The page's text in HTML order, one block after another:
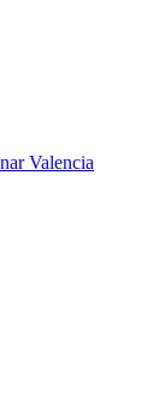
Valencia